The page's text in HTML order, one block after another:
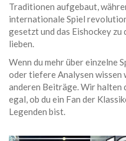
Traditionen aufgebaut,
internationale Spiel
gesetzt und das Eishockey zu
lieben.
Wenn du mehr über einzelne
oder tiefere Analysen wissen
anderen Beiträge. Wir halten
egal, ob du ein Fan der
Legenden bist.